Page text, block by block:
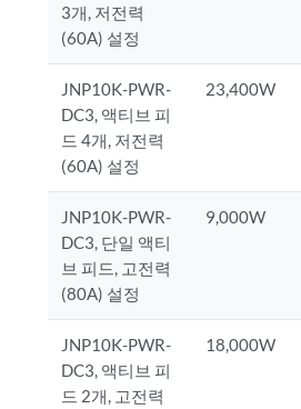
3개, 저전력
(60A) 설정
JNP10K-PWR-
DC3, 액티브 피
드 4개, 저전력
(60A) 설정
23,400W
JNP10K-PWR-
DC3, 단일 액티
브 피드, 고전력
(80A) 설정
9,000W
JNP10K-PWR-
DC3, 액티브 피
드 2개, 고전력
18,000W